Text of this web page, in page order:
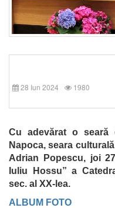
28 Iun 2024 1980
Cu adevărat o
Napoca, seara
Adrian Popescu, joi
Iuliu Hossu” a
sec. al XX-lea.
ALBUM FOTO